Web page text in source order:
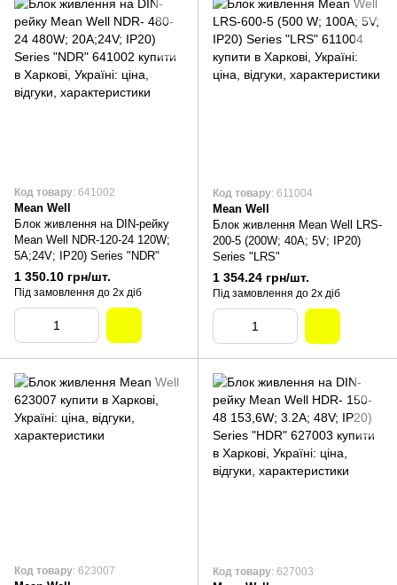
Код товару: 641002
Mean Well
Блок живлення на DIN-рейку
Mean Well NDR-120-24 120W;
5A;24V; IP20) Series "NDR"
1 350.10 грн/шт.
Під замовлення до 2х діб
Код товару: 611004
Mean Well
Блок живлення Mean Well LRS-
200-5 (200W; 40A; 5V; IP20)
Series "LRS"
1 354.24 грн/шт.
Під замовлення до 2х діб
Код товару: 623007 Код товару: 627003